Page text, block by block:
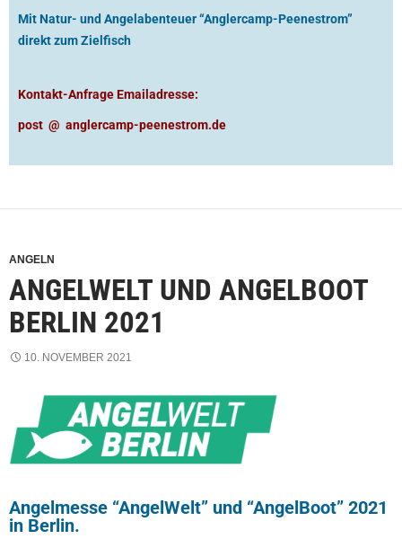
Mit Natur- und Angelabenteuer “Anglercamp-Peenestrom”
direkt zum Zielfisch
Kontakt-Anfrage Emailadresse:
post @ anglercamp-peenestrom.de
ANGELN
ANGELWELT UND ANGELBOOT
BERLIN 2021
10. NOVEMBER 2021
Angelmesse “AngelWelt” und “AngelBoot” 2021
in Berlin.